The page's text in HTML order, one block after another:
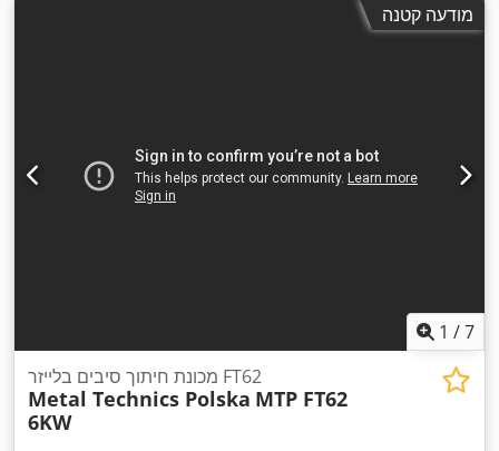
מודעה קטנה
1 /7
מכונת חיתוך סיבים בלייזר FT62
Metal Technics Polska MTP FT62
6KW